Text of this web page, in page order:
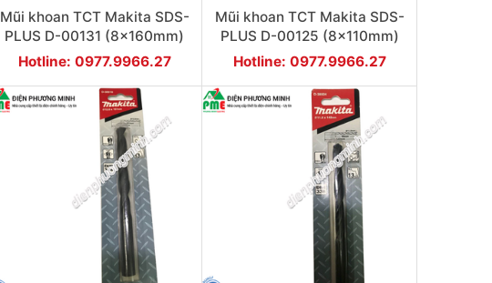
Mũi khoan TCT Makita SDS-
PLUS D-00131 (8x160mm)
Hotline: 0977.9966.27
Mũi khoan TCT Makita SDS-
PLUS D-00125 (8x110mm)
Hotline: 0977.9966.27